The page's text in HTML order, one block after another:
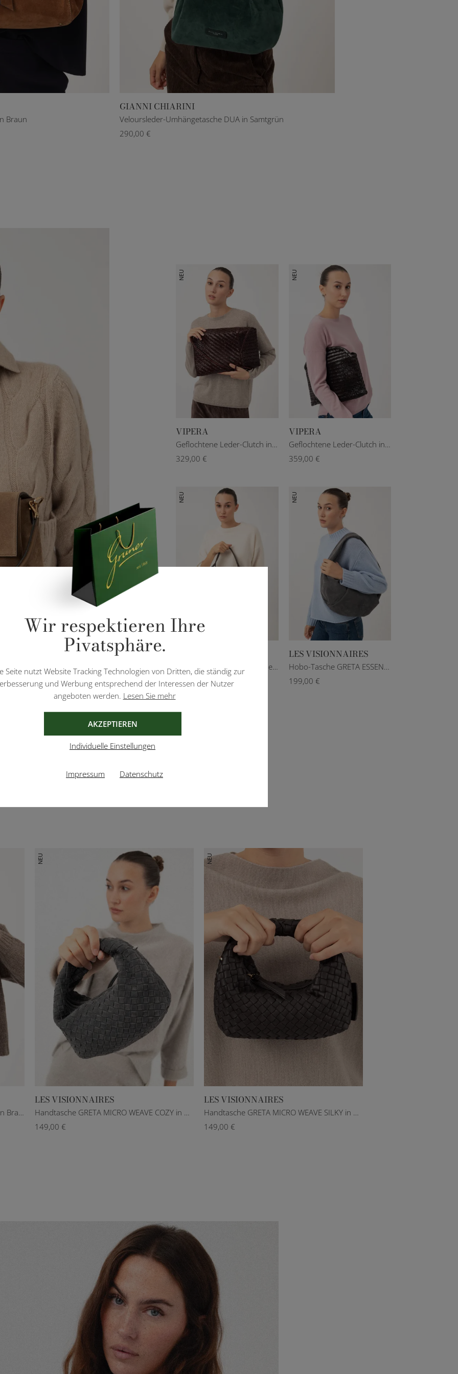
Braun
GIANNI CHIARINI
Veloursleder-Umhängetasche DUA in Samtgrün
290,00 €
NEU
VIPERA
Geflochtene Leder-Clutch in Bordeauxrot
329,00 €
NEU
VIPERA
Geflochtene Leder-Clutch in Dunkelbraun
359,00 €
NEU
Veloursleder-Schultertasche DUA in Dunkelbraun
520,00 €
NEU
LES VISIONNAIRES
Hobo-Tasche GRETA ESSENTIAL COZY in Grau
199,00 €
Hobo-Tasche GRETA ESSENTIAL COZY in Braun
NEU
LES VISIONNAIRES
Handtasche GRETA MICRO WEAVE COZY in Grau
149,00 €
NEU
LES VISIONNAIRES
Handtasche GRETA MICRO WEAVE SILKY in Braun
149,00 €
Wir respektieren Ihre
Pivatsphäre.
Seite nutzt Website Tracking Technologien von Dritten, die ständig zur
und Werbung entsprechend der Interessen der Nutzer
angeboten werden. Lesen Sie mehr
AKZEPTIEREN
Individuelle Einstellungen
Impressum Datenschutz